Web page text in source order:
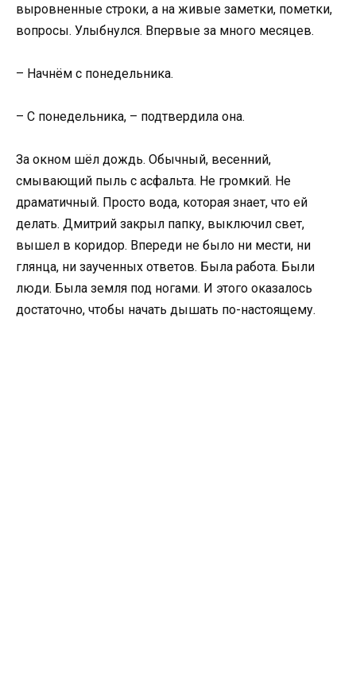
выровненные строки, а на живые заметки, пометки,
вопросы. Улыбнулся. Впервые за много месяцев.
– Начнём с понедельника.
– С понедельника, – подтвердила она.
За окном шёл дождь. Обычный, весенний,
смывающий пыль с асфальта. Не громкий. Не
драматичный. Просто вода, которая знает, что ей
делать. Дмитрий закрыл папку, выключил свет,
вышел в коридор. Впереди не было ни мести, ни
глянца, ни заученных ответов. Была работа. Были
люди. Была земля под ногами. И этого оказалось
достаточно, чтобы начать дышать по-настоящему.